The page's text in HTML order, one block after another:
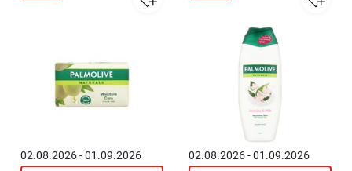
02.08.2026 - 01.09.2026 02.08.2026 - 01.09.2026